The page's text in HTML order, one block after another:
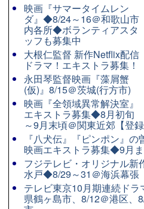
映画『サマータイムレン
ダ』◆8/24～16＠和歌山市
内各所◆ボランティアスタ
ッフも募集中
大根仁監督 新作Netflix配信
ドラマ！エキストラ募集！
永田琴監督映画『藻屑蟹
(仮)』8/15＠茨城(行方市)
映画『全領域異常解決室』
エキストラ募集◆8月初旬
～9月末頃＠関東近郊【登録
『八犬伝』『ピンポン』
映画エキストラ募集◆9月
フジテレビ・オリジナル
水戸◆8/29～31＠海浜幕張
テレビ東京10月期連続ド
県鶴ヶ島市、8/12＠港区、